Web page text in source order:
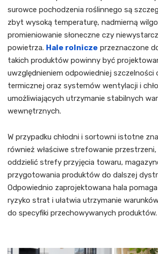
surowce pochodzenia roślinnego są
zbyt wysoką temperaturę, nadmierną
promieniowanie słoneczne czy
powietrza. Hale rolnicze przeznaczone
takich produktów powinny być
uwzględnieniem odpowiedniej szczelności
termicznej oraz systemów wentylacji i
umożliwiających utrzymanie stabilnych
wewnętrznych.
W przypadku chłodni i sortowni istotne
również właściwe strefowanie
oddzielić strefy przyjęcia towaru,
przygotowania produktów do dalszej
Odpowiednio zaprojektowana hala
ryzyko strat i ułatwia utrzymanie
do specyfiki przechowywanych produktów.